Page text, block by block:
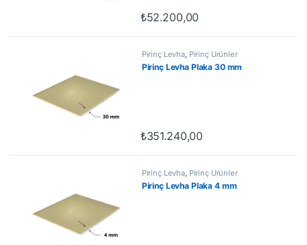
₺52.200,00
Pirinç Levha, Pirinç Ürünler
Pirinç Levha Plaka 30 mm
₺351.240,00
Pirinç Levha, Pirinç Ürünler
Pirinç Levha Plaka 4 mm